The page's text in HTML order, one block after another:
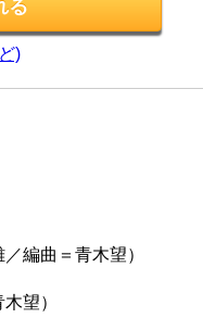
)
編曲＝青木望）
望）